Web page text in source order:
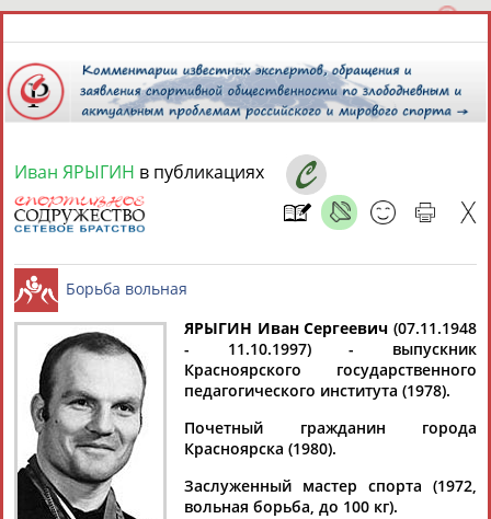
9 августа 2026 года,
СПОРТСМЕНЫ, ТРЕНЕРЫ И СПЕЦИАЛИСТЫ
Найдено: 13181персон Расширенный поиск
Аслаудин
АБАЕВ
Елена
АБАИМОВА
Мария
АБАКУМОВА
АБАЛАКИНА
Иван ЯРЫГИН в публикациях
Борьба вольная
ЯРЫГИН Иван Сергеевич (07.11.1948
- 11.10.1997) - выпускник
Красноярского государственного
педагогического института (1978).
Почетный гражданин города
Красноярска (1980).
Заслуженный мастер спорта (1972,
вольная борьба, до 100 кг).